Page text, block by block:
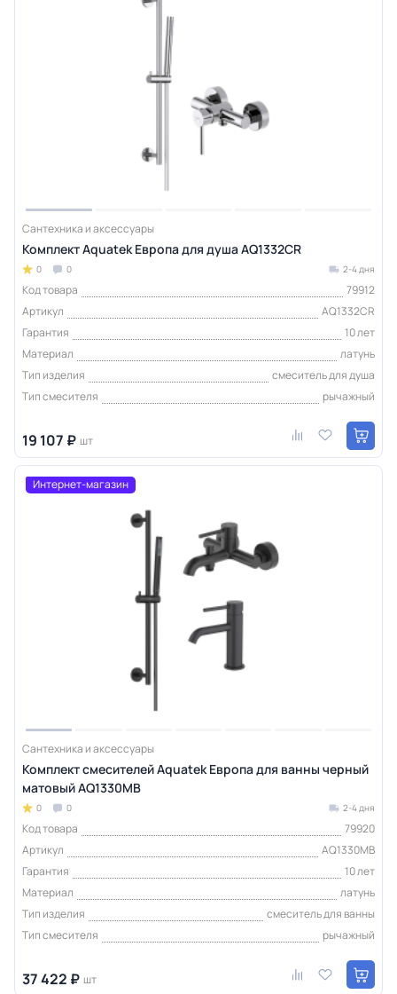
Сантехника и аксессуары
Комплект Aquatek Европа для душа AQ1332CR
0 0 2-4 дня
Код товара
79912
Артикул
AQ1332CR
Гарантия
10 лет
Материал
латунь
Тип изделия
смеситель для душа
Тип смесителя
рычажный
19 107 ₽ шт
Интернет-магазин
Сантехника и аксессуары
Комплект смесителей Aquatek Европа для ванны черный
матовый AQ1330MB
0 0 2-4 дня
Код товара
79920
Артикул
AQ1330MB
Гарантия
10 лет
Материал
латунь
Тип изделия
смеситель для ванны
Тип смесителя
рычажный
37 422 ₽ шт